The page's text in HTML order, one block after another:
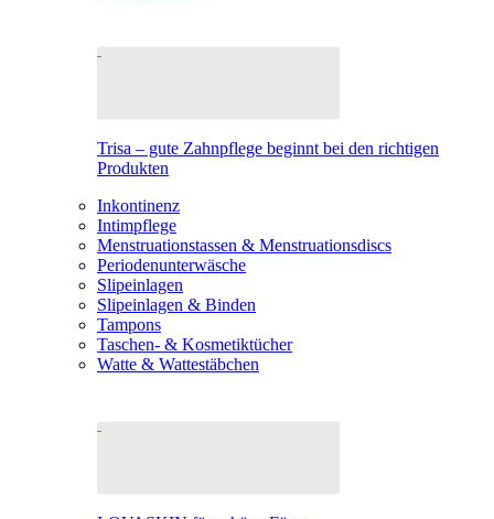
Trisa – gute Zahnpflege beginnt bei den richtigen
Produkten
Inkontinenz
Intimpflege
Menstruationstassen & Menstruationsdiscs
Periodenunterwäsche
Slipeinlagen
Slipeinlagen & Binden
Tampons
Taschen- & Kosmetiktücher
Watte & Wattestäbchen